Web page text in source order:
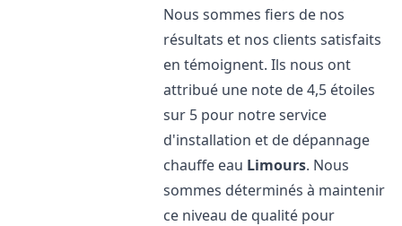
Nous sommes fiers de nos
résultats et nos clients satisfaits
en témoignent. Ils nous ont
attribué une note de 4,5 étoiles
sur 5 pour notre service
d'installation et de dépannage
chauffe eau Limours. Nous
sommes déterminés à maintenir
ce niveau de qualité pour